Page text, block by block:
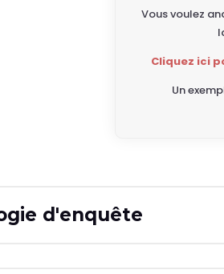
Vous voulez
Cliquez ici
Un
d'enquête